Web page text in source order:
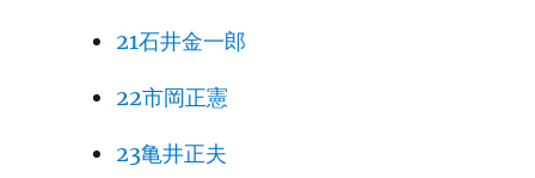
21石井金一郎
22市岡正憲
23亀井正夫